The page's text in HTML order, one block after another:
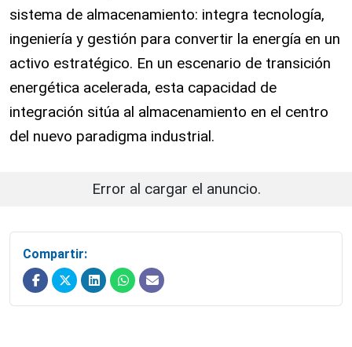
sistema de almacenamiento: integra tecnología,
ingeniería y gestión para convertir la energía en un
activo estratégico. En un escenario de transición
energética acelerada, esta capacidad de
integración sitúa al almacenamiento en el centro
del nuevo paradigma industrial.
Error al cargar el anuncio.
Compartir: